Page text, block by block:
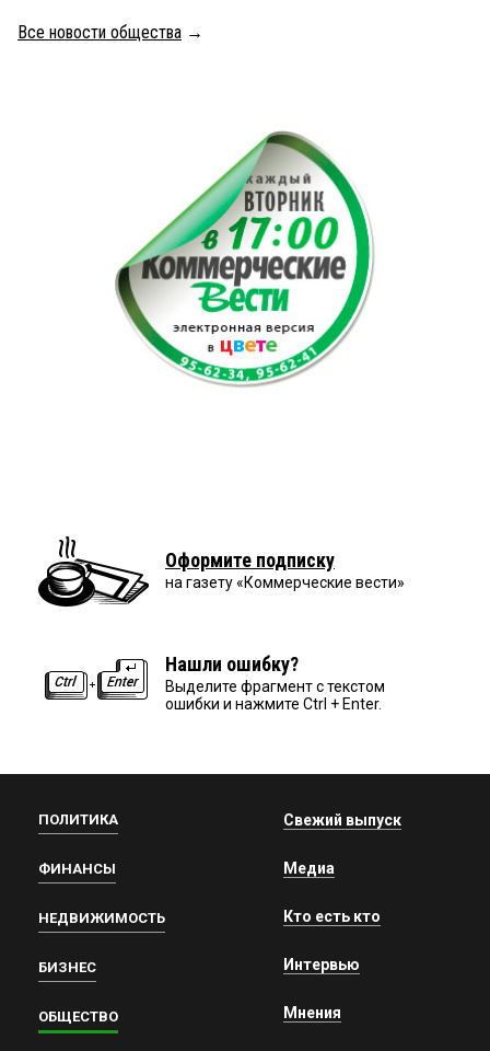
Все новости общества →
Оформите подписку
на газету «Коммерческие вести»
Нашли ошибку?
Выделите фрагмент с текстом
ошибки и нажмите Ctrl + Enter.
ПОЛИТИКА
ФИНАНСЫ
НЕДВИЖИМОСТЬ
БИЗНЕС
ОБЩЕСТВО
Свежий выпуск
Медиа
Кто есть кто
Интервью
Мнения